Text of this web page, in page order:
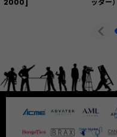
2000]
ッター）